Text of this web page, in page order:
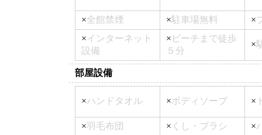
×全館禁煙 ×駐車場無料 ×
×インターネット
設備
× ビーチまで徒歩
５分
×
部屋設備
×ハンドタオル ×ボディソープ ×
×羽毛布団 × くし・ブラシ ×